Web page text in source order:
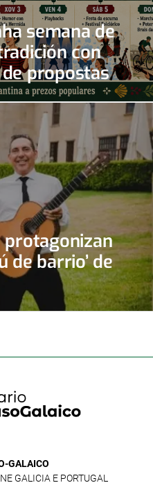
semana de
con
propostas
protagonizan
de barrio’ de
GALAICO
GALICIA E PORTUGAL